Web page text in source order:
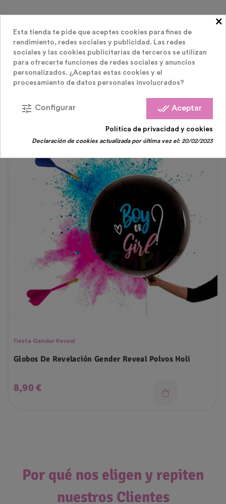
LOS CLIENTES QUE COMPRARON ESTE
PRODUCTO TAMBIÉN HAN COMPRADO:
Agotado
Fiesta Gender Reveal
Globos De Revelación Gender Reveal Polvos Holi
Precio
8,90 €
Por qué nos eligen y repiten
nuestros Clientes
×
Esta tienda te pide que aceptes cookies para fines de
rendimiento, redes sociales y publicidad. Las redes
sociales y las cookies publicitarias de terceros se utilizan
para ofrecerte funciones de redes sociales y anuncios
personalizados. ¿Aceptas estas cookies y el
procesamiento de datos personales involucrados?
done_all Aceptar
tune Configurar
Política de privacidad y cookies
Declaración de cookies actualizada por última vez el:20/02/2023